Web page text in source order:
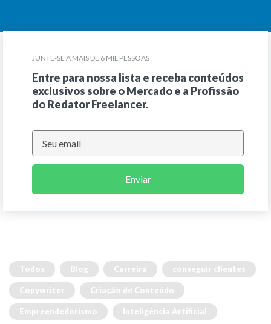
JUNTE-SE A MAIS DE 6 MIL PESSOAS
Entre para nossa lista e receba conteúdos
exclusivos sobre o Mercado e a Profissão
do Redator Freelancer.
Enviar
Todos Blog Carreira conseguir clientes
Copywriter Criação de Conteúdo
Empreendedorismo Inteligência Artificial